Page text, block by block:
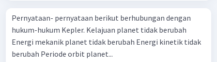
Pernyataan- pernyataan berikut berhubungan dengan
hukum-hukum Kepler. Kelajuan planet tidak berubah
Energi mekanik planet tidak berubah Energi kinetik tidak
berubah Periode orbit planet...